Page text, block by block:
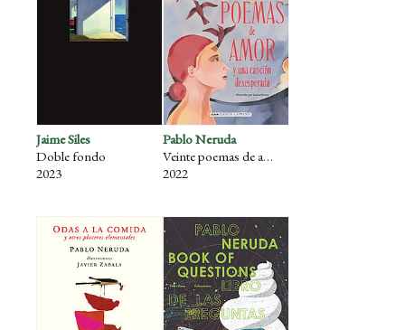
Jaime Siles
Doble fondo
2023
Pablo Neruda
Veinte poemas de amor y una canción desesperada (Ilustrado)
2022